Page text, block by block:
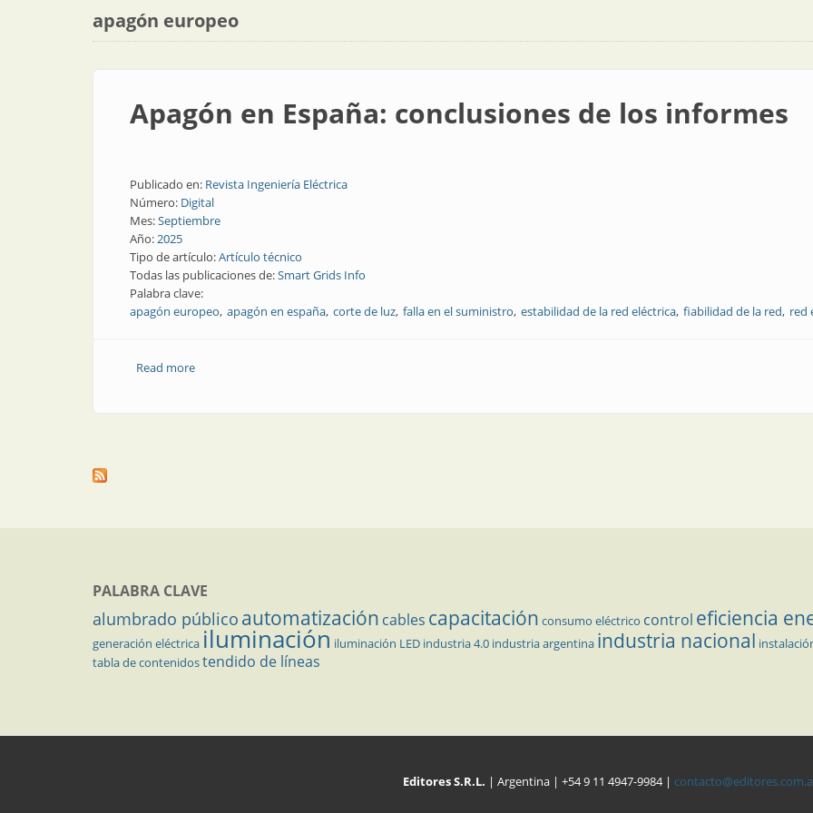
apagón europeo
Apagón en España: conclusiones de los informes
Publicado en: Revista Ingeniería Eléctrica
Número: Digital
Mes:Septiembre
Año:2025
Tipo de artículo:Artículo técnico
Todas las publicaciones de:Smart Grids Info
Palabra clave:
apagón europeo apagón en españa corte de luz falla en el suministro estabilidad de la red eléctrica fiabilidad de la red red
Read moreabout Apagón en España: conclusiones de los informes
PALABRA CLAVE
alumbrado público automatización cables capacitación consumo eléctrico control eficiencia
generación eléctrica iluminación iluminación LED industria 4.0 industria argentina industria nacional
tabla de contenidostendido de líneas
Editores S.R.L. | Argentina | +54 9 11 4947-9984 |